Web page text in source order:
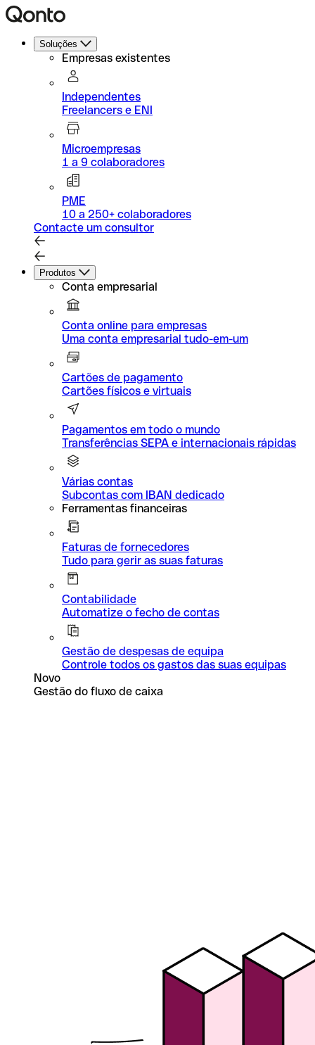
Soluções
Empresas existentes
Independentes
Freelancers e ENI
Microempresas
1 a 9 colaboradores
PME
10 a 250+ colaboradores
Contacte um consultor
Produtos
Conta empresarial
Conta online para empresas
Uma conta empresarial tudo-em-um
Cartões de pagamento
Cartões físicos e virtuais
Pagamentos em todo o mundo
Transferências SEPA e internacionais rápidas
Várias contas
Subcontas com IBAN dedicado
Ferramentas financeiras
Faturas de fornecedores
Tudo para gerir as suas faturas
Contabilidade
Automatize o fecho de contas
Gestão de despesas de equipa
Controle todos os gastos das suas equipas
Novo
Gestão do fluxo de caixa